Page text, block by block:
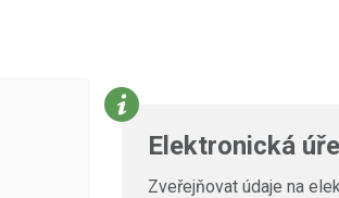
Elektronická
Zveřejňovat údaje na